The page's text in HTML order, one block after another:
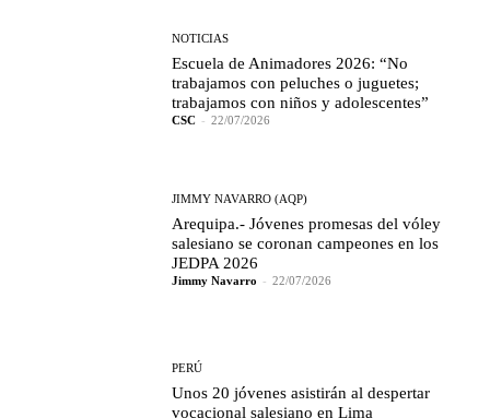
NOTICIAS
Escuela de Animadores 2026: “No
trabajamos con peluches o juguetes;
trabajamos con niños y adolescentes”
CSC - 22/07/2026
JIMMY NAVARRO (AQP)
Arequipa.- Jóvenes promesas del vóley
salesiano se coronan campeones en los
JEDPA 2026
Jimmy Navarro - 22/07/2026
PERÚ
Unos 20 jóvenes asistirán al despertar
vocacional salesiano en Lima